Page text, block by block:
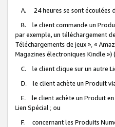
A. 24 heures se sont écoulées
B. le client commande un
par exemple, un téléchargement
Téléchargements de jeux », «
Magazines électroniques Kindle »)
C. le client clique sur un autre
D. le client achète un Produit
E. le client achète un Produit en
Lien Spécial ; ou
F. concernant les Produits